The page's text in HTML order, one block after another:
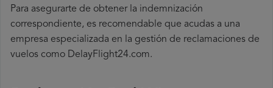
Para asegurarte de obtener la indemnización
correspondiente, es recomendable que acudas a una
empresa especializada en la gestión de reclamaciones de
vuelos como DelayFlight24.com.